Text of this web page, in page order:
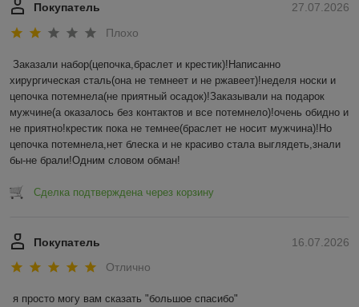
27.07.2026
Покупатель
Плохо
Заказали набор(цепочка,браслет и крестик)!Написанно
хирургическая сталь(она не темнеет и не ржавеет)!неделя носки и
цепочка потемнела(не приятный осадок)!Заказывали на подарок
мужчине(а оказалось без контактов и все потемнело)!очень обидно и
не приятно!крестик пока не темнее(браслет не носит мужчина)!Но
цепочка потемнела,нет блеска и не красиво стала выглядеть,знали
бы-не брали!Одним словом обман!
Сделка подтверждена через корзину
16.07.2026
Покупатель
Отлично
я просто могу вам сказать "большое спасибо"